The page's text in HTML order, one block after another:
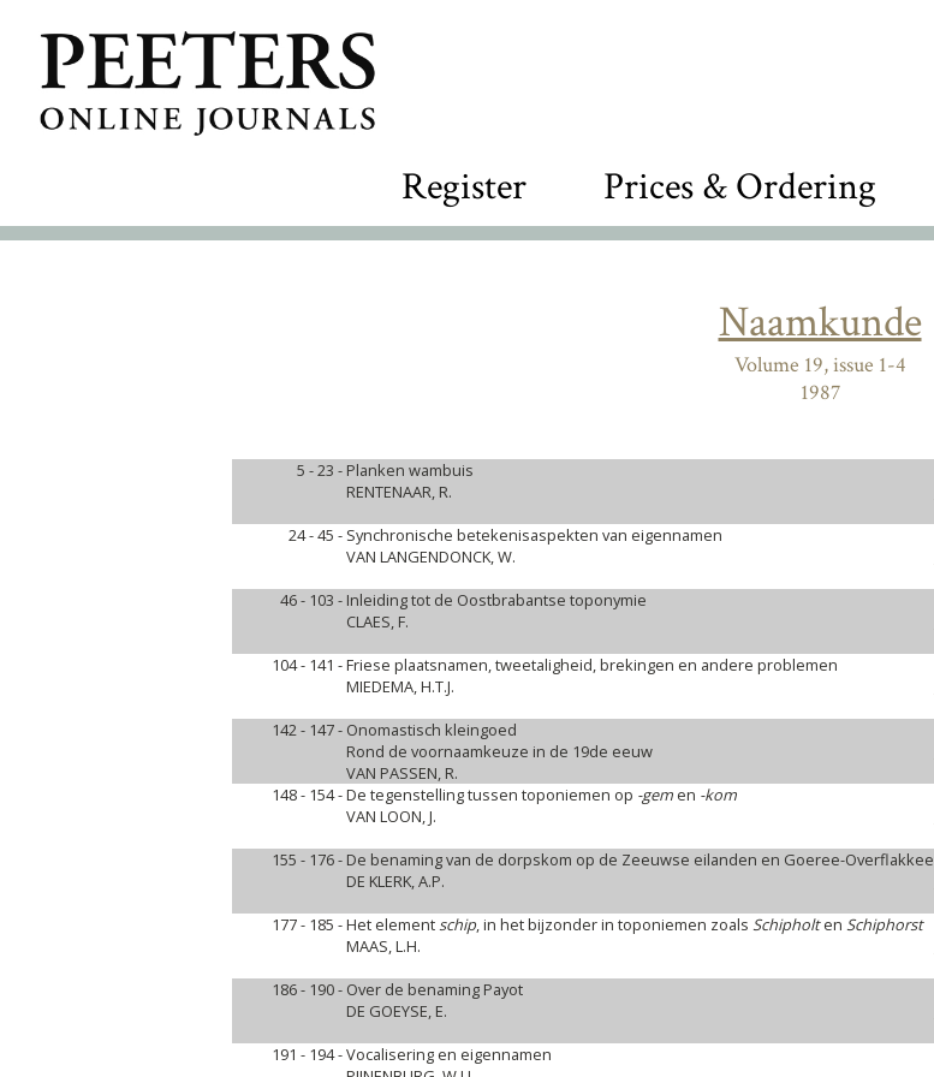
Register Prices & Ordering
Naamkunde
Volume 19, issue 1-4
1987
5 - 23 - Planken wambuis
RENTENAAR, R.
24 - 45 - Synchronische betekenisaspekten van eigennamen
VAN LANGENDONCK, W.
46 - 103 - Inleiding tot de Oostbrabantse toponymie
CLAES, F.
104 - 141 -Friese plaatsnamen, tweetaligheid, brekingen en andere problemen
MIEDEMA, H.T.J.
142 - 147 - Onomastisch kleingoed
Rond de voornaamkeuze in de 19de eeuw
VAN PASSEN, R.
148 - 154 -De tegenstelling tussen toponiemen op -gem en -kom
VAN LOON, J.
155 - 176 - De benaming van de dorpskom op de Zeeuwse eilanden en Goeree-Overflakkee
DE KLERK, A.P.
177 - 185 -Het elementschip, in het bijzonder in toponiemen zoals Schipholten Schiphorst
MAAS, L.H.
186 - 190 - Over de benaming Payot
DE GOEYSE, E.
191 - 194 -Vocalisering en eigennamen